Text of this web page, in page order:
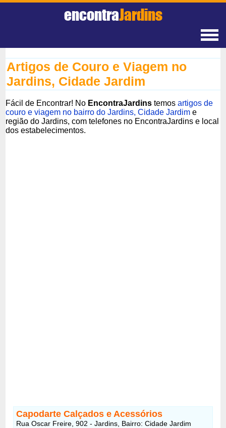
encontraJardins
Artigos de Couro e Viagem no
Jardins, Cidade Jardim
Fácil de Encontrar! No EncontraJardins temosartigos de
couro e viagem no bairro do Jardins, Cidade Jardim e
região do Jardins, com telefones no EncontraJardins e local
dos estabelecimentos.
Capodarte Calçados e Acessórios
Rua Oscar Freire, 902 - Jardins, Bairro: Cidade Jardim